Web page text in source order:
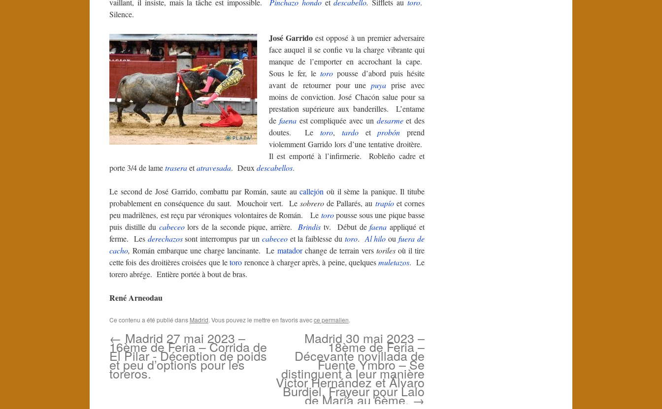
vaillant, il insiste, mais la tâche est impossible. Pinchazo hondoetdescabello. Sifflets autoro.
Silence.
José Garrido est opposé à un premier adversaire
face auquel il se confie vu la charge vibrante qui
manque de l’emporter en accrochant la cape.
Sous le fer, le toro pousse d’abord puis hésite
avant de retourner pour unepuya prise avec
moins de conviction. José Chacón salue pour sa
prestation supérieure aux banderilles. L’entame
de faenaest compliquée avec un desarmeet des
doutes. Letoro, tardoetprobón prend
violemment Garrido lors d’une tentative droitère.
Il est emporté à l’infirmerie. Robleño cadre et
porte 3/4 de lametraseraetatravesada. Deux descabellos.
Le second de José Garrido, combattu par Román, saute aucallejón où il sème la panique. Il titube
probablement en conséquence du saut. Mouchoir vert. Le sobrerode Pallarés, au trapíoet cornes
peu madrilènes, est reçu par véroniques volontaires de Román. Le toropousse sous une pique basse
puis distille du cabeceolors de la seconde pique, arrière. Brindis tv. Début defaena appliqué et
ferme. Les derechazossont interrompus par un cabeceoet la faiblesse du toro. Al hilo oufuera de
cacho, Román embarque une charge lancinante. Le matadorchange de terrain vers torilesoù il tire
cette fois des droitières croisées que letoro renonce à charger après, à peine, quelquesmuletazos. Le
torero abrége. Entière portée à bout de bras.
René Arneodau
Ce contenu a été publié dans Madrid. Vous pouvez le mettre en favoris avecce permalien.
← Madrid 27 mai 2023 –
16ème de Feria – Corrida de
El Pilar - Déception de poids
et peu d’options pour les
toreros.
Madrid 30 mai 2023 –
18ème de Feria –
Décevante novillada de
Fuente Ymbro – Se
distinguent à leur manière
Victor Hernández et Álvaro
Burdiel. Frayeur pour Lalo
de María au 6ème.→